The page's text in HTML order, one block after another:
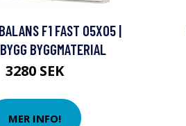
F1 FAST 05X05 |
BYGGMATERIAL
3280 SEK
MER INFO!